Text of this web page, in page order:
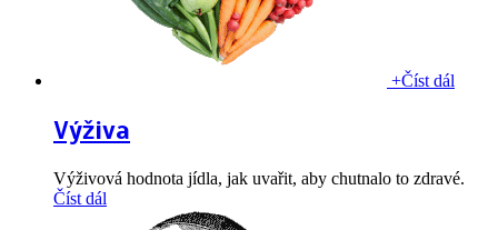
+Číst dál
Výživa
Výživová hodnota jídla, jak uvařit, aby chutnalo to zdravé.
Číst dál